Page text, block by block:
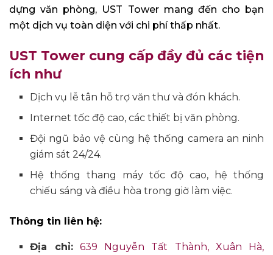
dựng văn phòng, UST Tower mang đến cho bạn
một dịch vụ toàn diện với chi phí thấp nhất.
UST Tower cung cấp đầy đủ các tiện
ích như
Dịch vụ lễ tân hỗ trợ văn thư và đón khách.
Internet tốc độ cao, các thiết bị văn phòng.
Đội ngũ bảo vệ cùng hệ thống camera an ninh
giám sát 24/24.
Hệ thống thang máy tốc độ cao, hệ thống
chiếu sáng và điều hòa trong giờ làm việc.
Thông tin liên hệ:
Địa chỉ:
639 Nguyễn Tất Thành, Xuân Hà,